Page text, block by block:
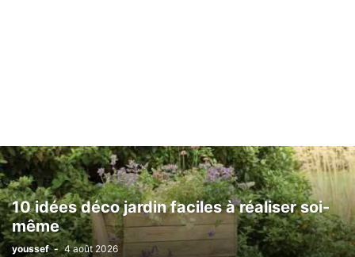
10 idées déco jardin faciles à réaliser soi-
même
youssef - 4 août 2026